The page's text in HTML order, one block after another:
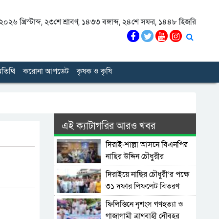
খ্রিস্টাব্দ, ২৩শে শ্রাবণ, ১৪৩৩ বঙ্গাব্দ, ২৪শে সফর, ১৪৪৮ হিজরি
করোনা আপডেট কৃষক ও কৃষি
এই ক্যাটাগরির আরও খবর
দিরাই-শাল্লা আসনে বিএনপির
নাছির উদ্দিন চৌধুরীর
মনোনয়নপত্র সংগ্রহ
দিরাইয়ে নাছির চৌধুরী’র পক্ষে
৩১ দফার লিফলেট বিতরণ
ফিলিস্তিনে নৃশংস গণহত্যা ও
গাজাগামী ত্রাণবাহী নৌবহর